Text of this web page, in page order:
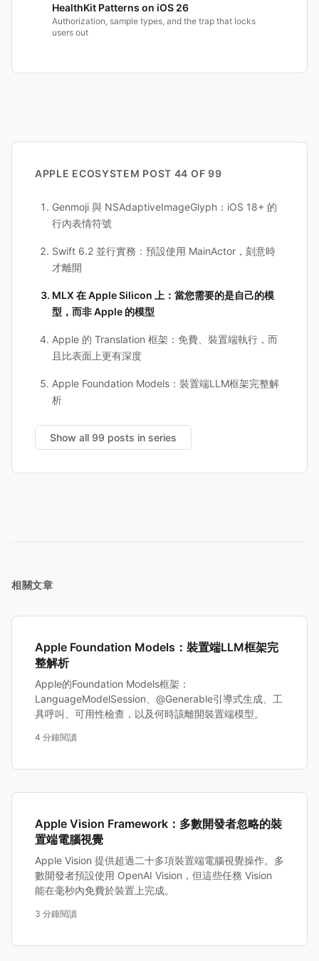
HealthKit Patterns on iOS 26
Authorization, sample types, and the trap that locks
users out
APPLE ECOSYSTEM POST 44 OF 99
Genmoji 與 NSAdaptiveImageGlyph：iOS 18+ 的
行內表情符號
Swift 6.2 並行實務：預設使用 MainActor，刻意時
才離開
MLX 在 Apple Silicon 上：當您需要的是自己的模
型，而非 Apple 的模型
Apple 的 Translation 框架：免費、裝置端執行，而
且比表面上更有深度
Apple Foundation Models：裝置端LLM框架完整解
析
Show all 99 posts in series
相關文章
Apple Foundation Models：裝置端LLM框架完
整解析
Apple的Foundation Models框架：
LanguageModelSession、@Generable引導式生成、工
具呼叫、可用性檢查，以及何時該離開裝置端模型。
4 分鐘閱讀
Apple Vision Framework：多數開發者忽略的裝
置端電腦視覺
Apple Vision 提供超過二十多項裝置端電腦視覺操作。多
數開發者預設使用 OpenAI Vision，但這些任務 Vision
能在毫秒內免費於裝置上完成。
3 分鐘閱讀